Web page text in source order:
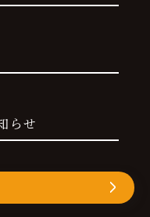
らせ